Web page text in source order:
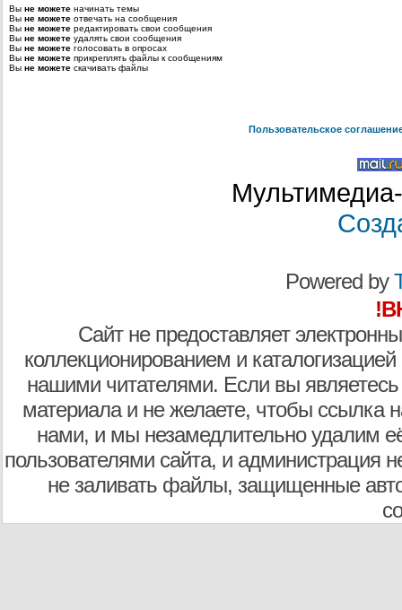
Вы не можете начинать темы
Вы не можете отвечать на сообщения
Вы не можете редактировать свои сообщения
Вы не можете удалять свои сообщения
Вы не можете голосовать в опросах
Вы не можете прикреплять файлы к сообщениям
Вы не можете скачивать файлы
Пользовательское
Powered by
Сайт не предоставляет
коллекционированием и
нашими читателями. Если вы являетесь
материала и не желаете, чтобы ссылка
нами, и мы незамедлительно удалим
пользователями сайта, и администрация
не заливать файлы, защищенные